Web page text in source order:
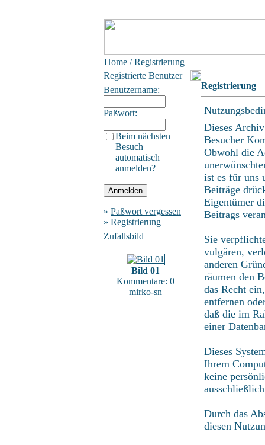
Home / Registrierung
Registrierte Benutzer
Benutzername:
Paßwort:
Beim nächsten
Besuch
automatisch
anmelden?
» Paßwort vergessen
» Registrierung
Zufallsbild
Bild 01
Kommentare: 0
mirko-sn
Registrierung
Dieses
Besucher
Obwohl die
ist es für uns
Beiträge
Eigentümer
Beitrags
Sie
vulgären,
anderen
räumen den
das Recht
entfernen
daß die im
einer
Dieses
Ihrem
keine
Durch das
diesen